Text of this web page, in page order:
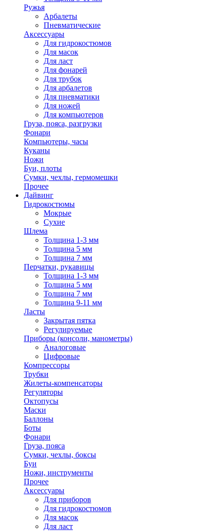
Ружья
Арбалеты
Пневматические
Аксессуары
Для гидрокостюмов
Для масок
Для ласт
Для фонарей
Для трубок
Для арбалетов
Для пневматики
Для ножей
Для компьютеров
Груза, пояса, разгрузки
Фонари
Компьютеры, часы
Куканы
Ножи
Буи, плоты
Сумки, чехлы, гермомешки
Прочее
Дайвинг
Гидрокостюмы
Мокрые
Сухие
Шлема
Толщина 1-3 мм
Толщина 5 мм
Толщина 7 мм
Перчатки, рукавицы
Толщина 1-3 мм
Толщина 5 мм
Толщина 7 мм
Толщина 9-11 мм
Ласты
Закрытая пятка
Регулируемые
Приборы (консоли, манометры)
Аналоговые
Цифровые
Компрессоры
Трубки
Жилеты-компенсаторы
Регуляторы
Октопусы
Маски
Баллоны
Боты
Фонари
Груза, пояса
Сумки, чехлы, боксы
Буи
Ножи, инструменты
Прочее
Аксессуары
Для приборов
Для гидрокостюмов
Для масок
Для ласт